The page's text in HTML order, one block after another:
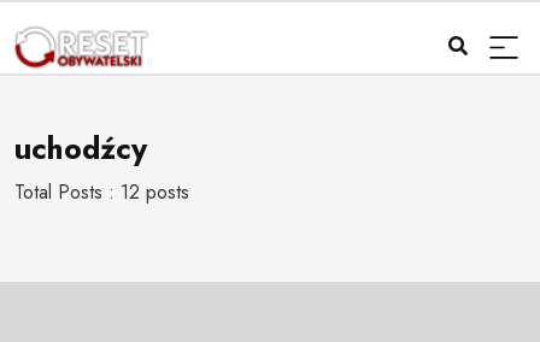
uchodźcy
Total Posts : 12 posts